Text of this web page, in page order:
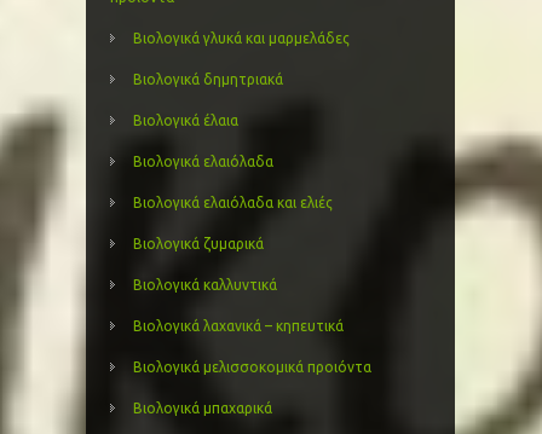
Βιολογικά γλυκά και μαρμελάδες
Βιολογικά δημητριακά
Βιολογικά έλαια
Βιολογικά ελαιόλαδα
Βιολογικά ελαιόλαδα και ελιές
Βιολογικά ζυμαρικά
Βιολογικά καλλυντικά
Βιολογικά λαχανικά – κηπευτικά
Βιολογικά μελισσοκομικά προιόντα
Βιολογικά μπαχαρικά